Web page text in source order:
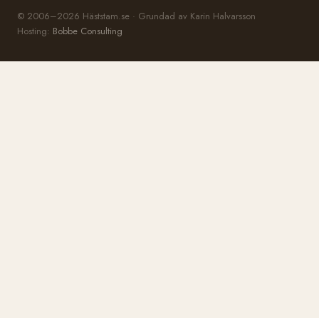
© 2006–2026 Häststam.se · Grundad av Karin Halvarsson
Hosting: Bobbe Consulting